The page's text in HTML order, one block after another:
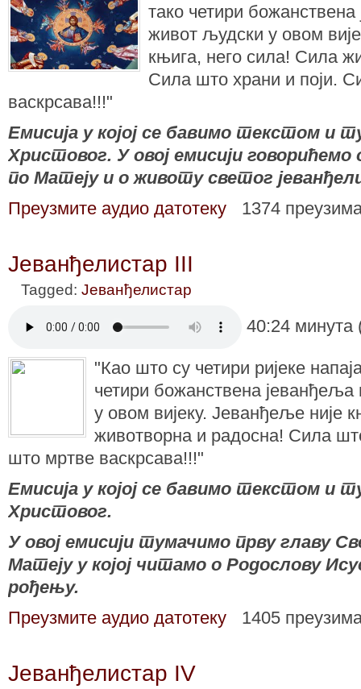
тако четири божанствена
живот људски у овом
књига, него сила! Сила
Сила што храни и поји.
васкрсава!!!"
Емисија у којој се бавимо текстом и
Христовог. У овој емисији
по Матеју и о животу светог
Преузмите аудио датотеку
1374
Јеванђелистар III
Tagged: Јеванђелистар
40:24
"Као што су четири ријеке
четири божанствена јеванђеља
у овом вијеку. Јеванђеље није
животворна и радосна! Сила
што мртве васкрсава!!!"
Емисија у којој се бавимо текстом и
Христовог.
У овој емисији тумачимо прву главу
Матеју у којој читамо о Родослову
рођењу.
Преузмите аудио датотеку
1405
Јеванђелистар IV